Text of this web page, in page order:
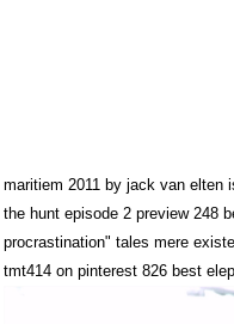
maritiem 2011 by jack van elten
the hunt episode 2 preview 248
procrastination" tales mere
tmt414 on pinterest 826 best